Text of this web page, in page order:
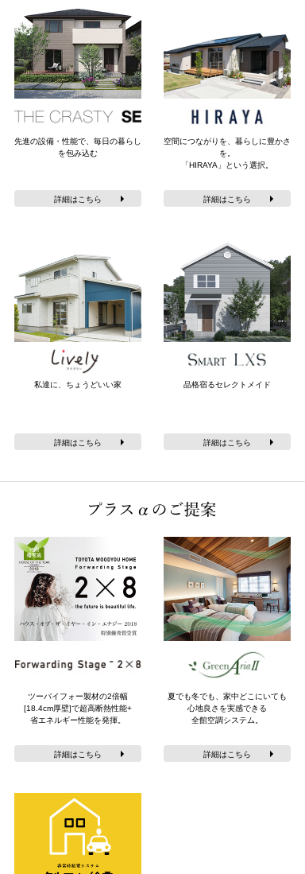
先進の設備・性能で、 毎日の暮らし
を包み込む
詳細はこちら
空間につながりを、暮らしに豊かさ
を。
「HIRAYA」という選択。
詳細はこちら
私達に、ちょうどいい家
詳細はこちら
品格宿るセレクトメイド
詳細はこちら
ツーバイフォー製材の2倍幅
[18.4cm厚壁]で超高断熱性能+
省エネルギー性能を発揮。
詳細はこちら
夏でも冬でも、家中どこにいても
心地良さを実感できる
全館空調システム。
詳細はこちら